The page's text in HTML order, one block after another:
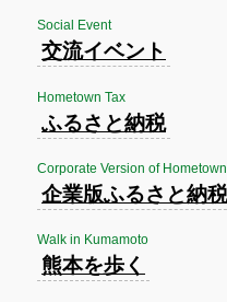
Social Event
交流イベント
Hometown Tax
ふるさと納税
Corporate Version of
企業版ふるさと納
Walk in Kumamoto
熊本を歩く